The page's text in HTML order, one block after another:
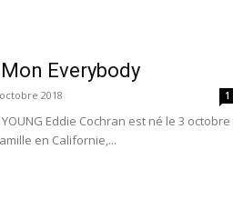
Everybody
2018 1
YOUNG Eddie Cochran est né le 3 octobre
en Californie,...